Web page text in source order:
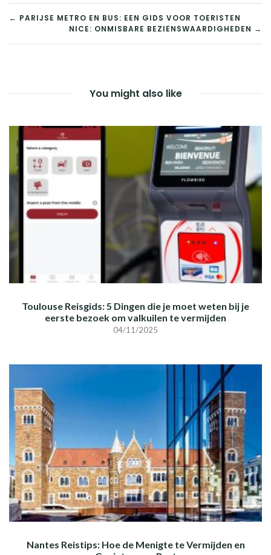
BERICHT
NAVIGATIE
← PARIJSE METRO EN BUS: EEN GIDS VOOR TOERISTEN
NICE: ONMISBARE BEZIENSWAARDIGHEDEN →
You might also like
Toulouse Reisgids: 5 Dingen die je moet weten bij je
eerste bezoek om valkuilen te vermijden
04/11/2025
Nantes Reistips: Hoe de Menigte te Vermijden en